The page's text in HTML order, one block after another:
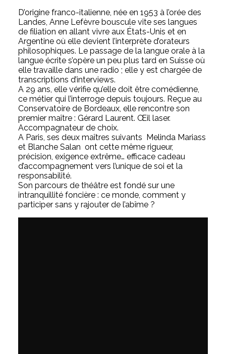
D’origine franco-italienne, née en 1953 à l’orée des
Landes, Anne Lefèvre bouscule vite ses langues
de filiation en allant vivre aux États-Unis et en
Argentine où elle devient l’interprète d’orateurs
philosophiques. Le passage de la langue orale à la
langue écrite s’opère un peu plus tard en Suisse où
elle travaille dans une radio ; elle y est chargée de
transcriptions d’interviews.
A 29 ans, elle vérifie qu’elle doit être comédienne,
ce métier qui l’interroge depuis toujours. Reçue au
Conservatoire de Bordeaux, elle rencontre son
premier maître : Gérard Laurent. Œil laser.
Accompagnateur de choix.
A Paris, ses deux maîtres suivants Melinda Mariass
et Blanche Salan ont cette même rigueur,
précision, exigence extrême… efficace cadeau
d’accompagnement vers l’unique de soi et la
responsabilité.
Son parcours de théâtre est fondé sur une
intranquillité foncière : ce monde, comment y
participer sans y rajouter de l’abîme ?